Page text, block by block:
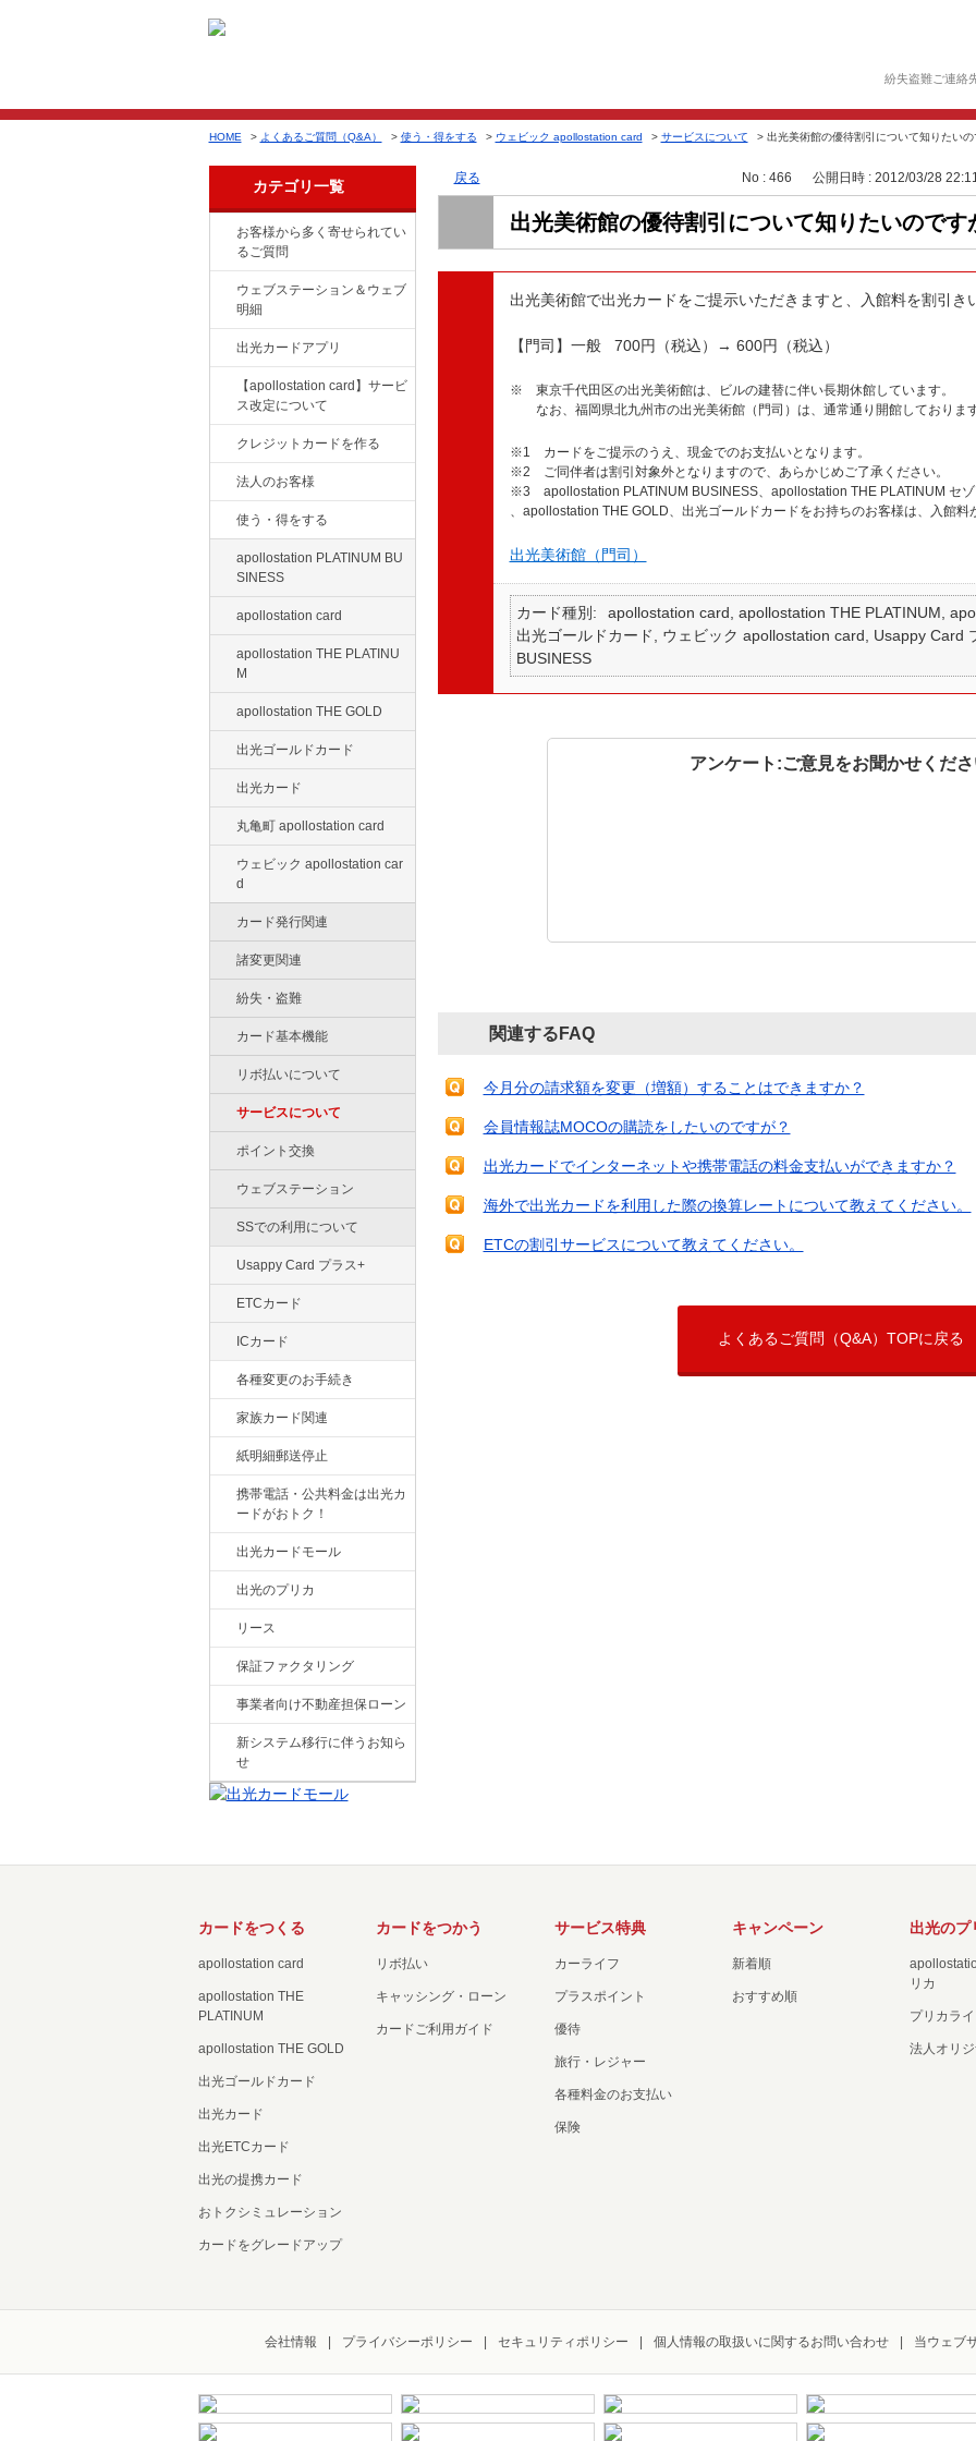
紛失盗難ご連絡
HOME > よくあるご質問（Q&A） > 使う・得をする > ウェビック apollostation card > サービスについて > 出光美術館の優待割引について知りたいの
カテゴリ一覧
お客様から多く寄せられてい
るご質問
ウェブステーション＆ウェブ
明細
出光カードアプリ
【apollostation card】サービ
ス改定について
クレジットカードを作る
法人のお客様
使う・得をする
apollostation PLATINUM BU
SINESS
apollostation card
apollostation THE PLATINU
M
apollostation THE GOLD
出光ゴールドカード
出光カード
丸亀町 apollostation card
ウェビック apollostation car
d
カード発行関連
諸変更関連
紛失・盗難
カード基本機能
リボ払いについて
サービスについて
ポイント交換
ウェブステーション
SSでの利用について
Usappy Card プラス+
ETCカード
ICカード
各種変更のお手続き
家族カード関連
紙明細郵送停止
携帯電話・公共料金は出光カ
ードがおトク！
出光カードモール
出光のプリカ
リース
保証ファクタリング
事業者向け不動産担保ローン
新システム移行に伴うお知ら
せ
戻る No : 466 公開日時 : 2012/03/28
出光美術館の優待割引について知りたいのです
出光美術館で出光カードをご提示いただきますと、入館料を割引き
【門司】一般 700円（税込）→ 600円（税込）
※ 東京千代田区の出光美術館は、ビルの建替に伴い長期休館しています。
なお、福岡県北九州市の出光美術館（門司）は、通常通り開館しております
※1 カードをご提示のうえ、現金でのお支払いとなります。
※2 ご同伴者は割引対象外となりますので、あらかじめご了承ください。
※3 apollostation PLATINUM BUSINESS、apollostation THE PLATINUM セ
、apollostation THE GOLD、出光ゴールドカードをお持ちのお客様は、入館料
出光美術館（門司）
カード種別
apollostation card, apollostation THE PLATINUM,
出光ゴールドカード, ウェビック apollostation card, Usappy Card
BUSINESS
アンケート:ご意見をお聞かせくだ
関連するFAQ
今月分の請求額を変更（増額）することはできますか？
会員情報誌MOCOの購読をしたいのですが？
出光カードでインターネットや携帯電話の料金支払いができますか？
海外で出光カードを利用した際の換算レートについて教えてください。
ETCの割引サービスについて教えてください。
よくあるご質問（Q&A）TOPに戻る
カードをつくる
apollostation card
apollostation THE
PLATINUM
apollostation THE GOLD
出光ゴールドカード
出光カード
出光ETCカード
出光の提携カード
おトクシミュレーション
カードをグレードアップ
カードをつかう
リボ払い
キャッシング・ローン
カードご利用ガイド
サービス特典
カーライフ
プラスポイント
優待
旅行・レジャー
各種料金のお支払い
保険
キャンペーン
新着順
おすすめ順
出光のプ
リカ
プリカラ
法人オリ
会社情報 プライバシーポリシー セキュリティポリシー 個人情報の取扱いに関するお問い合わせ 当ウェブ